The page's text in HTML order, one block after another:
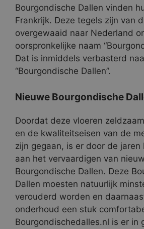
Bourgondische Dallen vinden
Frankrijk. Deze tegels zijn van
overgewaaid naar Nederland
oorspronkelijke naam
Dat is inmiddels verbasterd
“Bourgondische Dallen”.
Nieuwe Bourgondische
Doordat deze vloeren
en de kwaliteitseisen van de
zijn gegaan, is er door de
aan het vervaardigen van
Bourgondische Dallen. Deze
Dallen moesten natuurlijk
verouderd worden en
onderhoud een stuk
Bourgondischedalles.nl is er in